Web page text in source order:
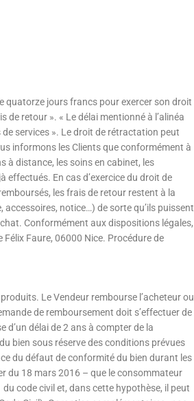
quatorze jours francs pour exercer son droit
retour ». « Le délai mentionné à l’alinéa
services ». Le droit de rétractation peut
informons les Clients que conformément à
à distance, les soins en cabinet, les
effectués. En cas d’exercice du droit de
les frais de retour restent à la
notice…) de sorte qu’ils puissent
Conformément aux dispositions légales,
Faure, 06000 Nice. Procédure de
Le Vendeur rembourse l’acheteur ou
de remboursement doit s’effectuer de
d’un délai de 2 ans à compter de la
bien sous réserve des conditions prévues
du défaut de conformité du bien durant les
du 18 mars 2016 – que le consommateur
code civil et, dans cette hypothèse, il peut